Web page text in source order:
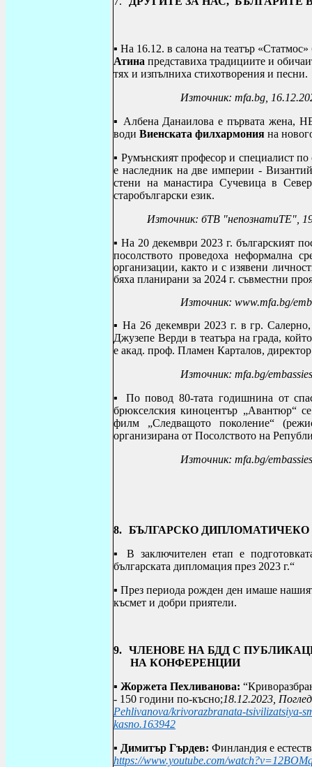
▪ На 16.12. в салона на театър
Атина представиха традициите и
тях и изпълниха стихотворения и песни.
Източник: mfa.bg,
▪ Албена Данаилова е първата жена,
води Виенската филхармония на
▪ Румънският професор и специалист
е наследник на две империи -
стени на манастира Сучевица в
старобългарски език.
Източник: бТВ "непознатиТЕ",
▪На 20 декември 2023 г. българският
посолството проведоха неформална
организации, както и с изявени
бяха планирани за 2024 г. съвместни
Източник: www.mfa.bg/
▪На 26 декември 2023 г. в гр.
Джузепе Верди в театъра на града,
е акад. проф. Пламен Карталов,
Източник: mfa.bg/
▪ По повод 80-тата годишнина от
брюкселския киноцентър „Авантюр“
филм „Следващото поколение“
организирана от Посолството на
Източник: mfa.bg/
8. БЪЛГАРСКО
▪ В заключителен етап е
българската дипломация през 2023 г.“
▪ През периода рожден ден имаше
късмет и добри приятели.
9. ЧЛЕНОВЕ НА БДД С
НА КОНФЕРЕНЦИИ
▪ Жоржета Пехливанова:
- 150 години по-късно;18.12.2023 ,
Pehlivanova/krivorazbranata-tsivilizatsiya-
kasno.163942
▪ Димитър Гърдев: Финландия е
https://www.youtube.com/